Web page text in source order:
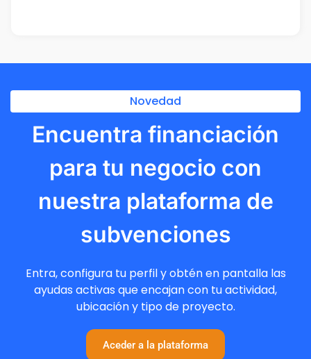
Novedad
Encuentra financiación
para tu negocio con
nuestra plataforma de
subvenciones
Entra, configura tu perfil y obtén en pantalla las
ayudas activas que encajan con tu actividad,
ubicación y tipo de proyecto.
Aceder a la plataforma